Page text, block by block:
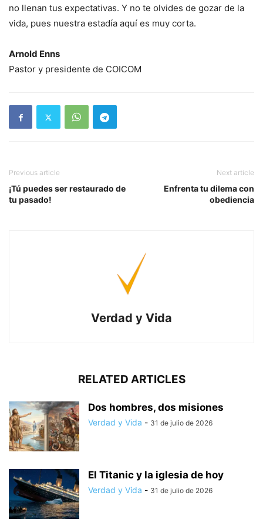
no llenan tus expectativas. Y no te olvides de gozar de la
vida, pues nuestra estadía aquí es muy corta.
Arnold Enns
Pastor y presidente de COICOM
Previous article
¡Tú puedes ser restaurado de
tu pasado!
Next article
Enfrenta tu dilema con
obediencia
Verdad y Vida
RELATED ARTICLES
Dos hombres, dos misiones
Verdad y Vida - 31 de julio de 2026
El Titanic y la iglesia de hoy
Verdad y Vida - 31 de julio de 2026